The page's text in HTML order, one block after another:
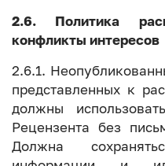
2.6. Политика
конфликты интересов
2.6.1.
представленных к
должны
Рецензента без
Должна